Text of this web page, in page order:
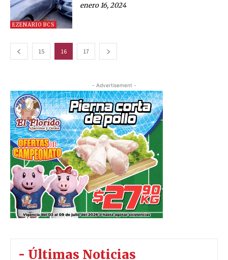
EZENARIO BCS
enero 16, 2024
15 16 17
- Advertisement -
- Últimas Noticias